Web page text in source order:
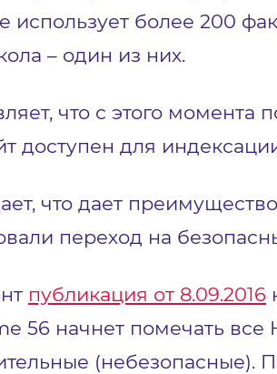
использует более 200
– один из них.
что с этого
доступен для
что дает
переход на
публикация от 8.09.2016
56 начнет помечать
(небезопасные).